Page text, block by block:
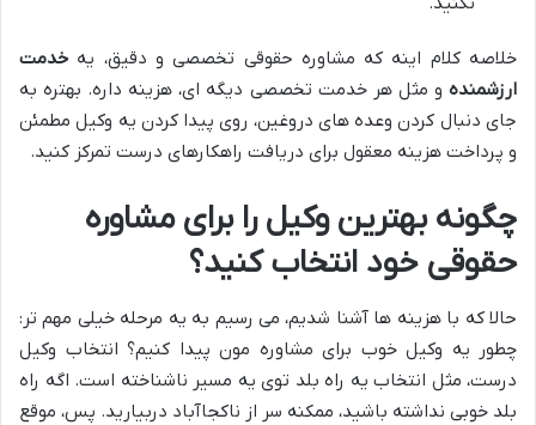
خلاصه کلام اینه که مشاوره حقوقی تخصصی و دقیق، یه خدمت
ارزشمنده و مثل هر خدمت تخصصی دیگه ای، هزینه داره. بهتره به
جای دنبال کردن وعده های دروغین، روی پیدا کردن یه وکیل مطمئن
و پرداخت هزینه معقول برای دریافت راهکارهای درست تمرکز کنید.
چگونه بهترین وکیل را برای مشاوره
حقوقی خود انتخاب کنید؟
حالا که با هزینه ها آشنا شدیم، می رسیم به یه مرحله خیلی مهم تر:
چطور یه وکیل خوب برای مشاوره مون پیدا کنیم؟ انتخاب وکیل
درست، مثل انتخاب یه راه بلد توی یه مسیر ناشناخته است. اگه راه
بلد خوبی نداشته باشید، ممکنه سر از ناکجاآباد دربیارید. پس، موقع